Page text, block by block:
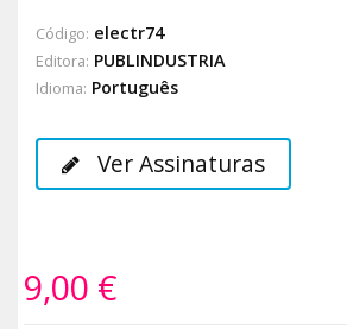
Código: electr74
Editora: PUBLINDUSTRIA
Idioma: Português
Ver Assinaturas
9,00 €